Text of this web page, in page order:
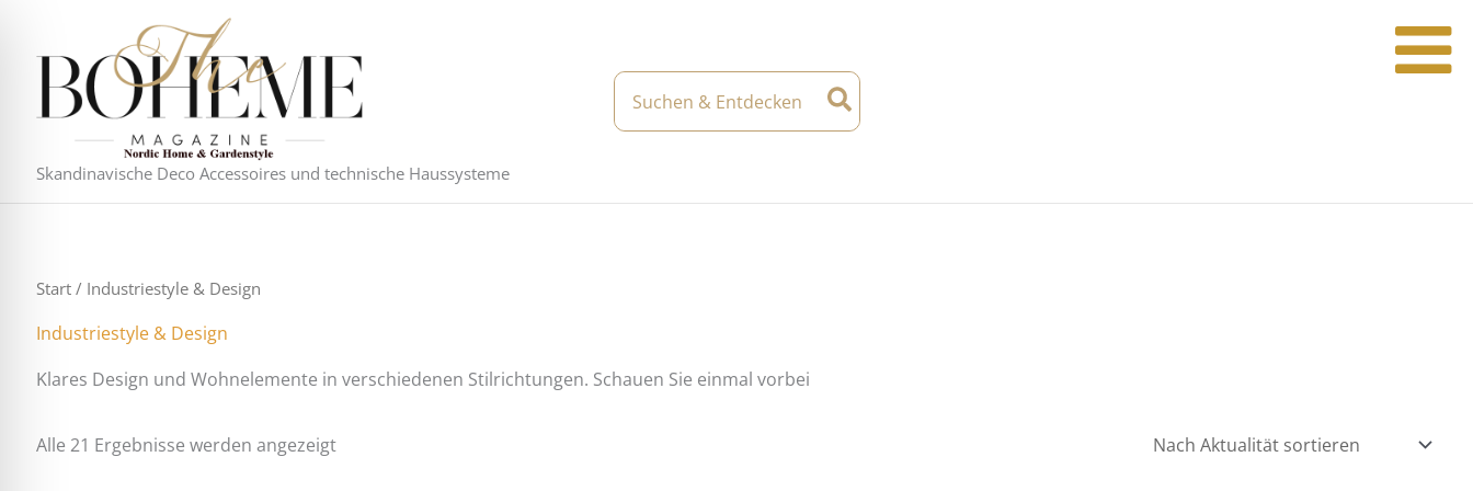
springen
Skandinavische Deco Accessoires und technische Haussysteme
Search
for:
Start/ Industriestyle & Design
Industriestyle & Design
Klares Design und Wohnelemente in verschiedenen Stilrichtungen. Schauen Sie einmal vorbei
Alle 21 Ergebnisse werden angezeigt